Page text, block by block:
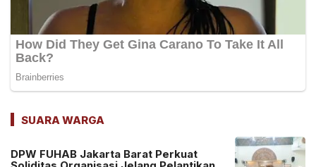
SUARA WARGA
DPW FUHAB Jakarta Barat Perkuat